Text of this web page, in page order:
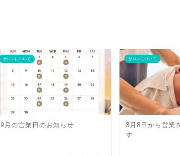
サロンについて
9月の営業日のお知らせ
サロンについて
8月8日から営業
す